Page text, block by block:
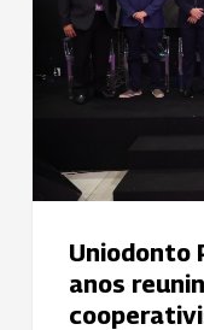
anos
reunindo
lideranças
Uniodonto
anos